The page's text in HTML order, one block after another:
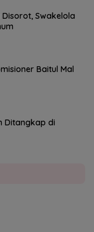
Disorot, Swakelola
Baitul Mal
Ditangkap di